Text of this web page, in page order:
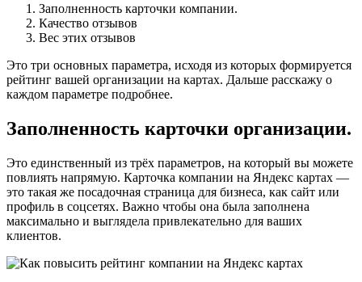
Заполненность карточки компании.
Качество отзывов
Вес этих отзывов
Это три основных параметра, исходя из которых формируется
рейтинг вашей организации на картах. Дальше расскажу о
каждом параметре подробнее.
Заполненность карточки организации.
Это единственный из трёх параметров, на который вы можете
повлиять напрямую. Карточка компании на Яндекс картах —
это такая же посадочная страница для бизнеса, как сайт или
профиль в соцсетях. Важно чтобы она была заполнена
максимально и выглядела привлекательно для ваших
клиентов.